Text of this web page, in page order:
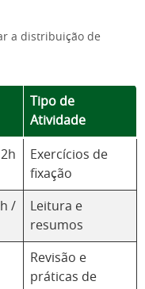
a distribuição de
Tipo de
Atividade
Exercícios de
fixação
/
Leitura e
resumos
Revisão e
práticas de